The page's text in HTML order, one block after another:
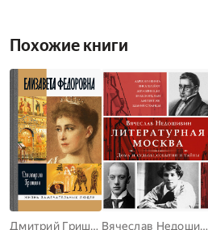
Похожие книги
Дмитрий Гришин Вячеслав Недошивин